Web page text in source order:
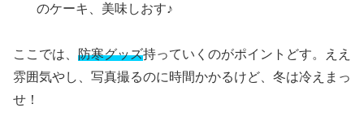
のケーキ、美味しおす♪
ここでは、 防寒グッズ持っていくのがポイントどす。ええ
雰囲気やし、写真撮るのに時間かかるけど、冬は冷えまっ
せ！